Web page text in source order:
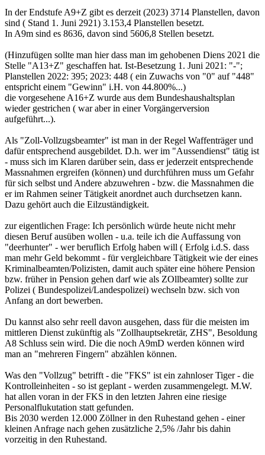
In der Endstufe A9+Z gibt es derzeit (2023) 3714 Planstellen, davon
sind ( Stand 1. Juni 2921) 3.153,4 Planstellen besetzt.
In A9m sind es 8636, davon sind 5606,8 Stellen besetzt.
(Hinzufügen sollte man hier dass man im gehobenen Diens 2021 die
Stelle "A13+Z" geschaffen hat. Ist-Besetzung 1. Juni 2021: "-";
Planstellen 2022: 395; 2023: 448 ( ein Zuwachs von "0" auf "448"
entspricht einem "Gewinn" i.H. von 44.800%...)
die vorgesehene A16+Z wurde aus dem Bundeshaushaltsplan
wieder gestrichen ( war aber in einer Vorgängerversion
aufgeführt...).
Als "Zoll-Vollzugsbeamter" ist man in der Regel Waffenträger und
dafür entsprechend ausgebildet. D.h. wer im "Aussendienst" tätig ist
- muss sich im Klaren darüber sein, dass er jederzeit entsprechende
Massnahmen ergreifen (können) und durchführen muss um Gefahr
für sich selbst und Andere abzuwehren - bzw. die Massnahmen die
er im Rahmen seiner Tätigkeit anordnet auch durchsetzen kann.
Dazu gehört auch die Eilzuständigkeit.
zur eigentlichen Frage: Ich persönlich würde heute nicht mehr
diesen Beruf ausüben wollen - u.a. teile ich die Auffassung von
"deerhunter" - wer beruflich Erfolg haben will ( Erfolg i.d.S. dass
man mehr Geld bekommt - für vergleichbare Tätigkeit wie der eines
Kriminalbeamten/Polizisten, damit auch später eine höhere Pension
bzw. früher in Pension gehen darf wie als ZOllbeamter) sollte zur
Polizei ( Bundespolizei/Landespolizei) wechseln bzw. sich von
Anfang an dort bewerben.
Du kannst also sehr reell davon ausgehen, dass für die meisten im
mittleren Dienst zukünftig als "Zollhauptsekretär, ZHS", Besoldung
A8 Schluss sein wird. Die die noch A9mD werden können wird
man an "mehreren Fingern" abzählen können.
Was den "Vollzug" betrifft - die "FKS" ist ein zahnloser Tiger - die
Kontrolleinheiten - so ist geplant - werden zusammengelegt. M.W.
hat allen voran in der FKS in den letzten Jahren eine riesige
Personalflukutation statt gefunden.
Bis 2030 werden 12.000 Zöllner in den Ruhestand gehen - einer
kleinen Anfrage nach gehen zusätzliche 2,5% /Jahr bis dahin
vorzeitig in den Ruhestand.